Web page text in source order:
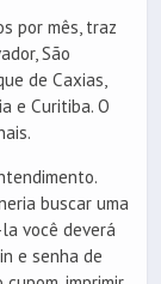
por mês, traz
São
de Caxias,
e Curitiba. O
buscar uma
você deverá
e senha de